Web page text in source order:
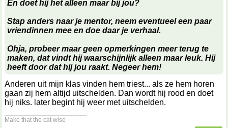
En doet hij het alleen maar bij jou?
Stap anders naar je mentor, neem eventueel een paar
vriendinnen mee en doe daar je verhaal.
Ohja, probeer maar geen opmerkingen meer terug te
maken, dat vindt hij waarschijnlijk alleen maar leuk. Hij
heeft door dat hij jou raakt. Negeer hem!
Anderen uit mijn klas vinden hem triest... als ze hem horen
gaan zij hem altijd uitschelden. Dan wordt hij rood en doet
hij niks. later begint hij weer met uitschelden.
Make that the cat wise